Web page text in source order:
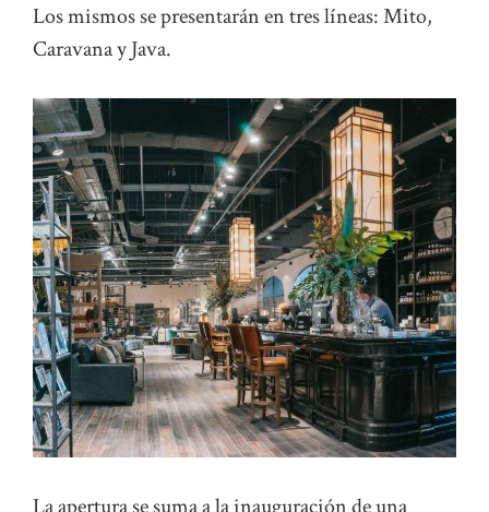
Los mismos se presentarán en tres líneas: Mito,
Caravana y Java.